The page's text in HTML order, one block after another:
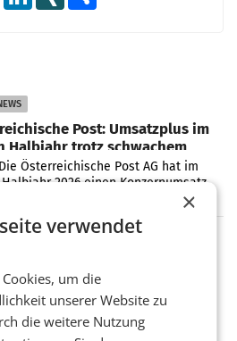
Post: Umsatzplus im
Halbjahr trotz schwachem
Österreichische Post AG hat im
2026 einen Konzernumsatz
Mio. EUR erwirtschaftet, was
Plus von 3,8 Prozent gegenüber dem
spart und macht
viel Gewinn
MAILAND/AMSTERDAM. Der
ProSiebenSat.1 hat im
dank Kostensenkungen operativ
×
verwendet
um die
unserer Website zu
die weitere Nutzung